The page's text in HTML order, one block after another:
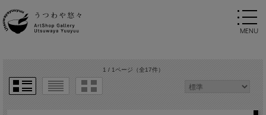
1 / 1ページ（全17件）